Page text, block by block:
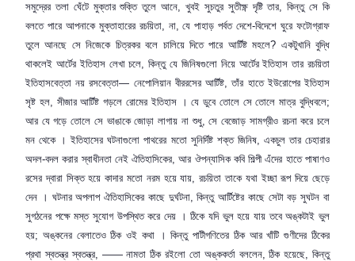
সমুদ্রের তলা ঘেঁটে মুক্তার শুক্তি তুলে আনে,খুবই সুচতুর সুতীক্ষ্ণ দৃষ্টি তার,কিন্তু সে কি
বলতে পারে আপনাকে মুক্তাহারের রচয়িতা, না,যে পাহাড় পর্বত দেশে-বিদেশে ঘুরে ফটোগ্রাফ
তুলে আনছে সে নিজেকে চিত্রকর বলে চালিয়ে দিতে পারে আর্টিষ্ট মহলে? একটুখানি বুদ্ধি
থাকলেই আর্টের ইতিহাস লেখা চলে,কিন্তু যে জিনিষগুলো নিয়ে আর্টের ইতিহাস তার রচয়িতা
ইতিহাসবেত্তা নয় রসবেত্তা— নেপোলিয়ান বীররসের আর্টিষ্ট,তাঁর হাতে ইউরোপের ইতিহাস
সৃষ্ট হল, সীজার আর্টিষ্ট গড়লে রোমের ইতিহাস । যে ডুবে তোলে সে তোলে মাত্র বুদ্ধিবলে;
আর যে গড়ে তোলে সে ভাঙাকে জোড়া লাগায় না শুধু,সে বেজোড় সামগ্রীও রচনা করে চলে
মন থেকে । ইতিহাসের ঘটনাগুলো পাথরের মতো সুনির্দিষ্ট শক্ত জিনিষ, একচুল তার চেহারার
অদল-বদল করার স্বাধীনতা নেই ঐতিহাসিকের,আর ঔপন্যাসিক কবি শিল্পী এঁদের হাতে পাষাণও
রসের দ্বারা সিক্ত হয়ে কাদার মতো নরম হয়ে যায়,রচয়িতা তাকে যথা ইচ্ছা রূপ দিয়ে ছেড়ে
দেন । ঘটনার অপলাপ ঐতিহাসিকের কাছে দুর্ঘটনা,কিন্তু আর্টিষ্টের কাছে সেটা বড় সুঘটন বা
সুগঠনের পক্ষে মস্ত সুযোগ উপস্থিত করে দেয় । ঠিকে যদি ভুল হয়ে যায় তবে অঙ্কটাই ভুল
হয়; অঙ্কনের বেলাতেও ঠিক ওই কথা । কিন্তু পাটীগণিতের ঠিক আর খাঁটি গুণীদের ঠিকের
প্রথা স্বতন্ত্র স্বতন্ত্র, ——নামতা ঠিক রইলো তো অঙ্ককর্তা বললেন,ঠিক হয়েছে,কিন্তু